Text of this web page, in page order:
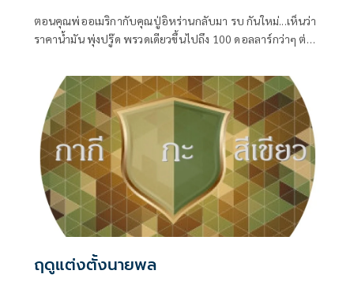
ตอนคุณพ่ออเมริกากับคุณปู่อิหร่านกลับมา รบ กันใหม่...เห็นว่า
ราคาน้ำมัน พุ่งปรู๊ด พรวดเดียวขึ้นไปถึง 100 ดอลลาร์กว่าๆ ต่อ
ฤดูแต่งตั้งนายพล